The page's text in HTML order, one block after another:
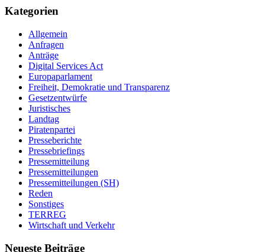
Kategorien
Allgemein
Anfragen
Anträge
Digital Services Act
Europaparlament
Freiheit, Demokratie und Transparenz
Gesetzentwürfe
Juristisches
Landtag
Piratenpartei
Presseberichte
Pressebriefings
Pressemitteilung
Pressemitteilungen
Pressemitteilungen (SH)
Reden
Sonstiges
TERREG
Wirtschaft und Verkehr
Neueste Beiträge